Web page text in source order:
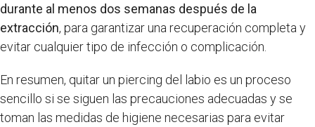
durante al menos dos semanas después de la
extracción, para garantizar una recuperación completa y
evitar cualquier tipo de infección o complicación.
En resumen, quitar un piercing del labio es un proceso
sencillo si se siguen las precauciones adecuadas y se
toman las medidas de higiene necesarias para evitar